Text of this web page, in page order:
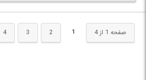
صفحه 1 از 4 1
2
3
4